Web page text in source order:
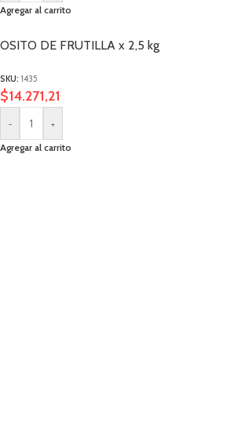
Agregar al carrito
OSITO DE FRUTILLA x 2,5 kg
SKU: 1435
$14.271,21
- +
Agregar al carrito